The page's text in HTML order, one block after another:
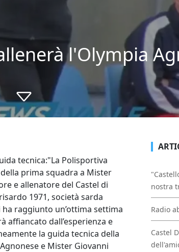
l'Olympia
tecnica:"La Polisportiva
prima squadra a Mister
e allenatore del Castel di
1971, società sarda
raggiunto un’ottima settima
affiancato dall’esperienza e
la guida tecnica della
e Mister Giovanni
nostra
Radio
Castel